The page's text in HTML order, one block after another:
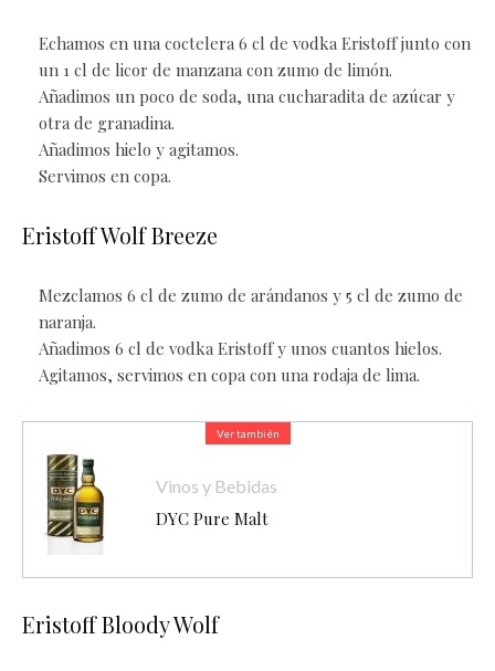
Echamos en una coctelera 6 cl de vodka Eristoff junto con
un 1 cl de licor de manzana con zumo de limón.
Añadimos un poco de soda, una cucharadita de azúcar y
otra de granadina.
Añadimos hielo y agitamos.
Servimos en copa.
Eristoff Wolf Breeze
Mezclamos 6 cl de zumo de arándanos y 5 cl de zumo de
naranja.
Añadimos 6 cl de vodka Eristoff y unos cuantos hielos.
Agitamos, servimos en copa con una rodaja de lima.
Ver también
Vinos y Bebidas
DYC Pure Malt
Eristoff Bloody Wolf